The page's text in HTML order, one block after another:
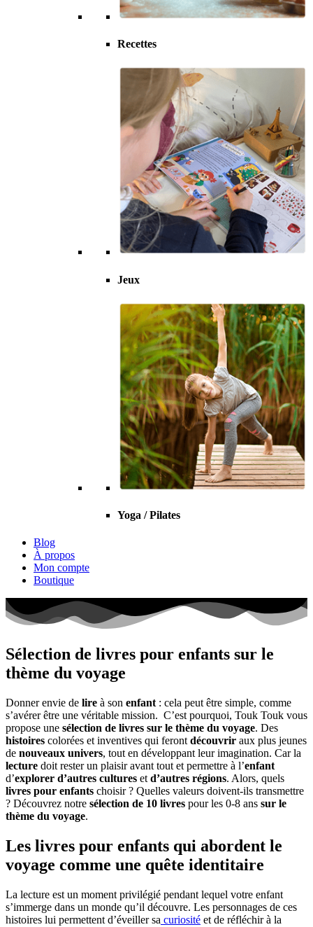
Recettes
Jeux
Yoga / Pilates
Blog
À propos
Mon compte
Boutique
Sélection de livres pour enfants sur le
thème du voyage
Donner envie de lire à son enfant : cela peut être simple, comme
s’avérer être une véritable mission. C’est pourquoi, Touk Touk vous
propose une sélection de livres sur le thème du voyage. Des
histoires colorées et inventives qui feront découvrir aux plus jeunes
de nouveaux univers, tout en développant leur imagination. Car la
lecture doit rester un plaisir avant tout et permettre à l’enfant
d’explorer d’autres cultures et d’autres régions. Alors, quels
livres pour enfants choisir ? Quelles valeurs doivent-ils transmettre
? Découvrez notre sélection de 10 livres pour les 0-8 ans sur le
thème du voyage.
Les livres pour enfants qui abordent le
voyage comme une quête identitaire
La lecture est un moment privilégié pendant lequel votre enfant
s’immerge dans un monde qu’il découvre. Les personnages de ces
histoires lui permettent d’éveiller sa curiosité et de réfléchir à la